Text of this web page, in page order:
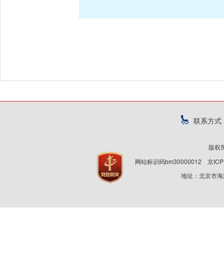
联系方式
版权
网站标识码bm30000012 京
地址：北京市